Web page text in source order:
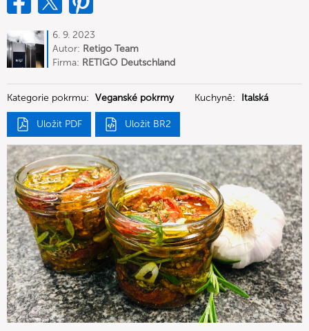
6. 9. 2023
Autor: Retigo Team
Deutschland
Firma: RETIGO Deutschland
Kategorie pokrmu: Veganské pokrmy Kuchyně: Italská
Uložit PDF Uložit BR2